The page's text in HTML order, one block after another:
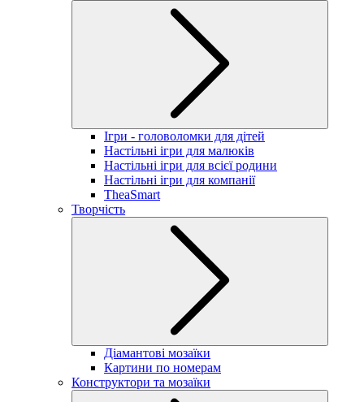
Ігри - головоломки для дітей
Настільні ігри для малюків
Настільні ігри для всієї родини
Настільні ігри для компанії
TheaSmart
Творчість
Діамантові мозаїки
Картини по номерам
Конструктори та мозаїки